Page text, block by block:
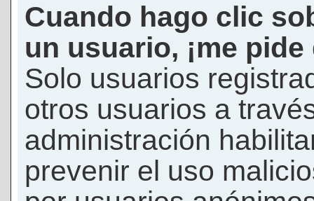
Cuando hago clic
un usuario, ¡me
Solo usuarios
otros usuarios a
administración
prevenir el uso